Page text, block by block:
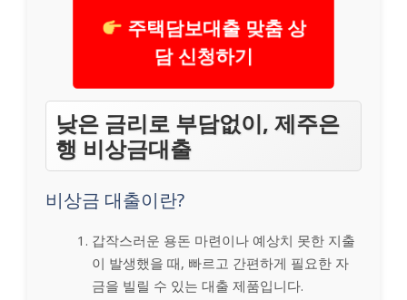
주택담보대출 맞춤 상
담 신청하기
낮은 금리로 부담없이, 제주은
행 비상금대출
비상금 대출이란?
갑작스러운 용돈 마련이나 예상치 못한 지출
이 발생했을 때, 빠르고 간편하게 필요한 자
금을 빌릴 수 있는 대출 제품입니다.